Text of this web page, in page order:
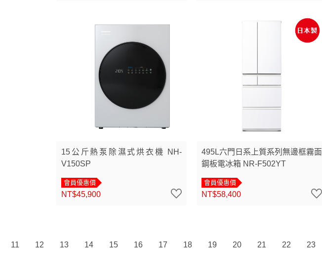
15公斤熱泵除濕式烘衣機 NH-
V150SP
會員優惠價
NT$45,900
495L六門日系上質系列無邊框霧面
鋼板電冰箱 NR-F502YT
會員優惠價
NT$58,400
11 12 13 14 15 16 17 18 19 20 21 22 23